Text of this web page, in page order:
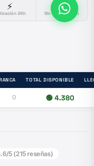
⚡
24h
🔒
Sin compromiso
TOTAL DISPONIBLE
0 🟢 4.380
/5 (215reseñas)